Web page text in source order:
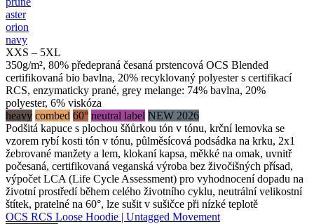
aster
orion
navy
XXS – 5XL
350g/m², 80% předepraná česaná prstencová OCS Blended
certifikovaná bio bavlna, 20% recyklovaný polyester s certifikací
RCS, enzymaticky prané, grey melange: 74% bavlna, 20%
polyester, 6% viskóza
heavy combed 60° neutral label NEW 2026
Podšitá kapuce s plochou šňůrkou tón v tónu, krční lemovka se
vzorem rybí kosti tón v tónu, půlměsícová podsádka na krku, 2x1
žebrované manžety a lem, klokaní kapsa, měkké na omak, uvnitř
počesaná, certifikovaná veganská výroba bez živočišných přísad,
výpočet LCA (Life Cycle Assessment) pro vyhodnocení dopadu na
životní prostředí během celého životního cyklu, neutrální velikostní
štítek, pratelné na 60°, lze sušit v sušičce při nízké teplotě
OCS RCS Loose Hoodie | Untagged Movement